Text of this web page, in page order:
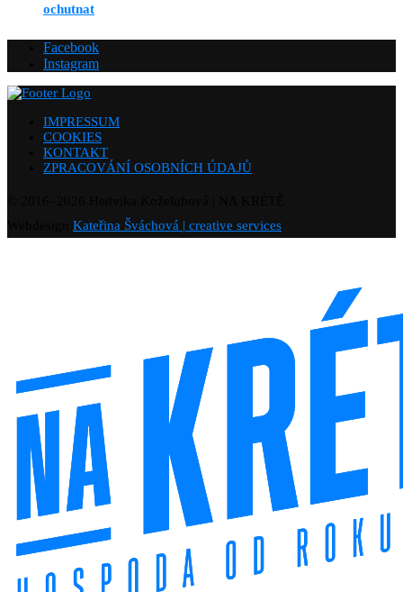
ochutnat
Facebook
Instagram
IMPRESSUM
COOKIES
KONTAKT
ZPRACOVÁNÍ OSOBNÍCH ÚDAJŮ
Kateřina Šváchová | creative services